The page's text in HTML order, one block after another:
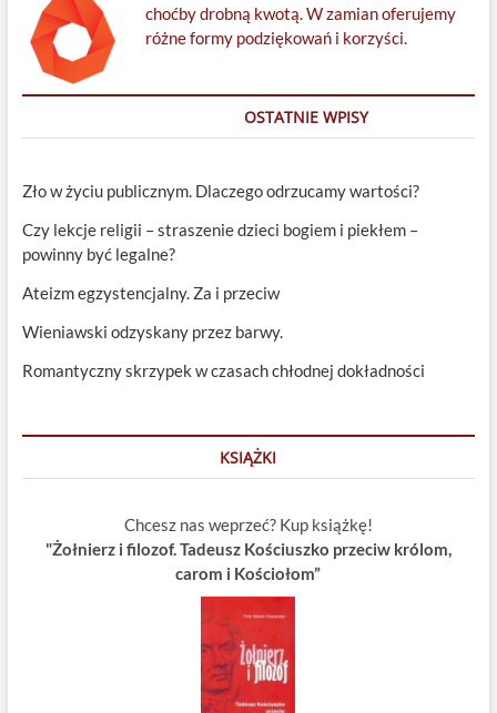
choćby drobną kwotą. W zamian oferujemy
różne formy podziękowań i korzyści.
OSTATNIE WPISY
Zło w życiu publicznym. Dlaczego odrzucamy wartości?
Czy lekcje religii – straszenie dzieci bogiem i piekłem –
powinny być legalne?
Ateizm egzystencjalny. Za i przeciw
Wieniawski odzyskany przez barwy.
Romantyczny skrzypek w czasach chłodnej dokładności
KSIĄŻKI
Chcesz nas weprzeć? Kup książkę!
"Żołnierz i filozof. Tadeusz Kościuszko przeciw królom,
carom i Kościołom”